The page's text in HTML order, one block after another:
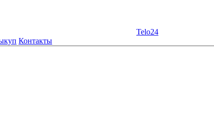
Telo24
Контакты